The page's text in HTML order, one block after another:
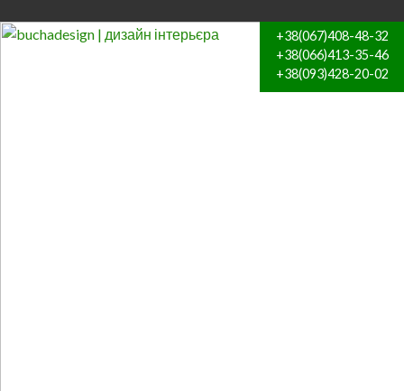
+38(067)408-48-32
+38(066)413-35-46
+38(093)428-20-02